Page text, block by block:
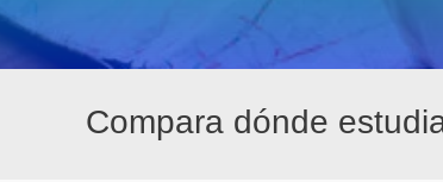
Compara dónde